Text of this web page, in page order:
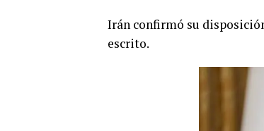
Irán confirmó su
escrito.